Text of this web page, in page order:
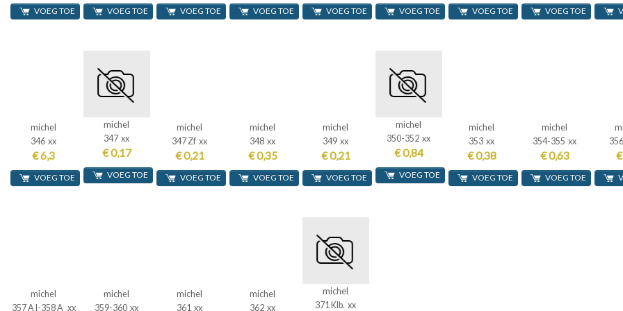
VOEG TOE VOEG TOE VOEG TOE VOEG TOE VOEG TOE VOEG TOE VOEG TOE VOEG TOE
michel
346 xx
€ 6,3
VOEG TOE
michel
347 xx
€ 0,17
VOEG TOE
michel
347 Zf xx
€ 0,21
VOEG TOE
michel
348 xx
€ 0,35
VOEG TOE
michel
349 xx
€ 0,21
VOEG TOE
michel
350-352 xx
€ 0,84
VOEG TOE
michel
353 xx
€ 0,38
VOEG TOE
michel
354-355 xx
€ 0,63
VOEG TOE
michel
357 A I-358 A xx
michel
359-360 xx
michel
361 xx
michel
362 xx
michel
371 Klb. xx